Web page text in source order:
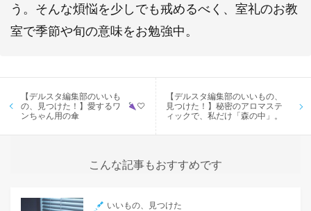
う。そんな煩悩を少しでも戒めるべく、室礼のお教
室で季節や旬の意味をお勉強中。
ビ
【デルスタ編集部のいいも
の、見つけた！】愛するワ
ンちゃん用の傘
♡
【デルスタ編集部のいいもの、
見つけた！】秘密のアロマステ
ィックで、私だけ「森の中」。
こんな記事もおすすめです
いいもの、見つけた